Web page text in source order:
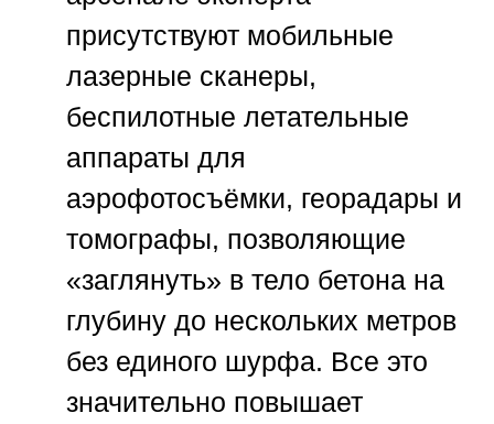
присутствуют мобильные
лазерные сканеры,
беспилотные летательные
аппараты для
аэрофотосъёмки, георадары и
томографы, позволяющие
«заглянуть» в тело бетона на
глубину до нескольких метров
без единого шурфа. Все это
значительно повышает